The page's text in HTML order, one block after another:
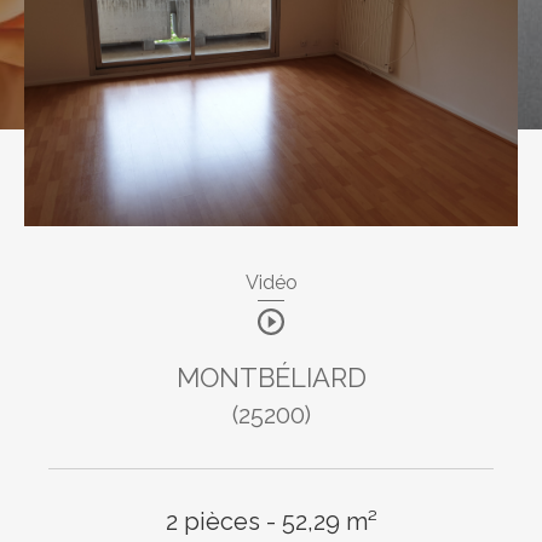
Vidéo
MONTBÉLIARD
(25200)
2 pièces - 52,29 m²
Budget
Pièces